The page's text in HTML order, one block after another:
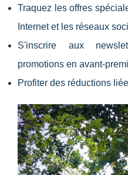
Traquez les offres
Internet et les réseaux
S'inscrire aux
promotions en avant-
Profiter des réductions